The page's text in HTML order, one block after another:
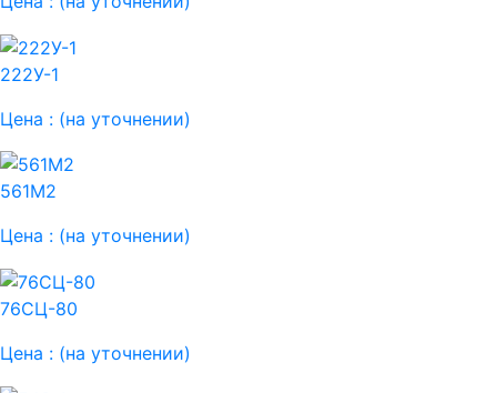
222У-1
Цена : (на уточнении)
561М2
Цена : (на уточнении)
76СЦ-80
Цена : (на уточнении)